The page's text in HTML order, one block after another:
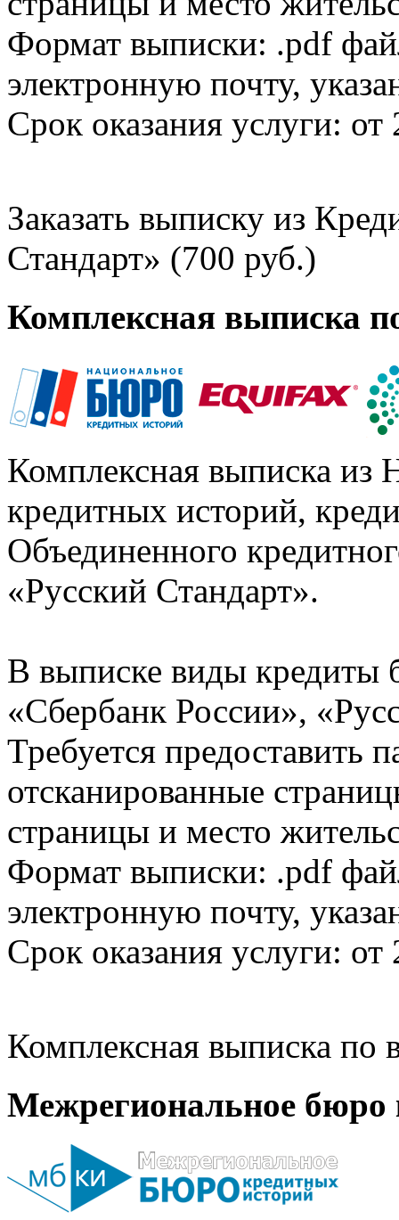
Формат выписки: .pdf
электронную почту,
Срок оказания услуги: от
Заказать выписку из
Стандарт» (700 руб.)
Комплексная выписка
Комплексная выписка из
кредитных историй,
Объединенного
«Русский Стандарт».
В выписке виды кредиты
«Сбербанк России»,
Требуется предоставить
отсканированные
страницы и место
Формат выписки: .pdf
электронную почту,
Срок оказания услуги: от
Комплексная выписка
Межрегиональное бюро